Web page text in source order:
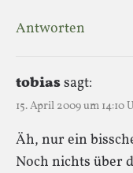
Antworten
tobiassagt:
15. April 2009 um 14:10
Äh, nur ein
Noch nichts über